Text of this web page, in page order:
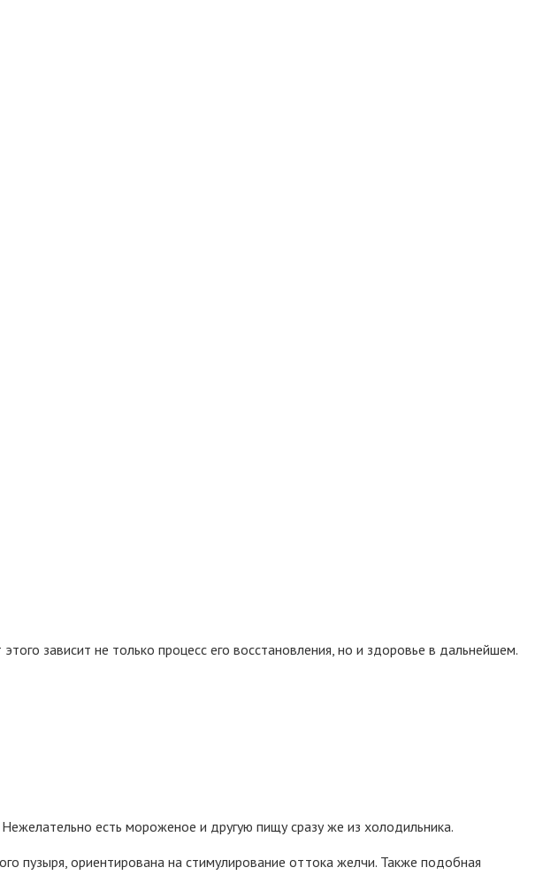
зависит не только процесс его восстановления, но и здоровье в дальнейшем.
есть мороженое и другую пищу сразу же из холодильника.
пузыря, ориентирована на стимулирование оттока желчи. Также подобная